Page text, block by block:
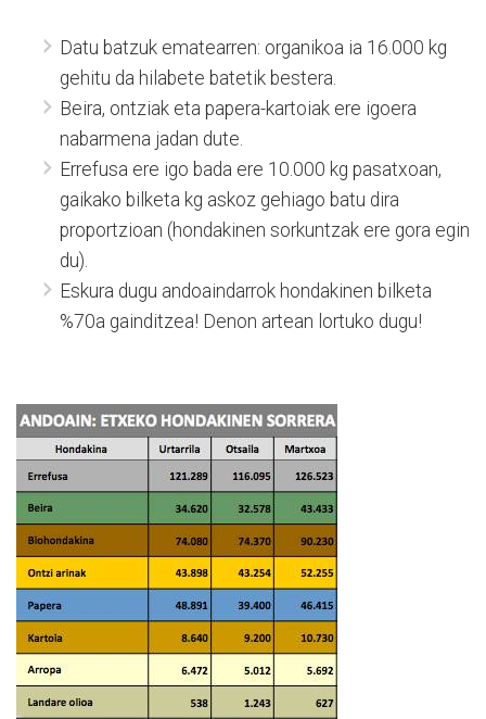
Datu batzuk ematearren: organikoa ia 16.000 kg
gehitu da hilabete batetik bestera.
Beira, ontziak eta papera-kartoiak ere igoera
nabarmena jadan dute.
Errefusa ere igo bada ere 10.000 kg pasatxoan,
gaikako bilketa kg askoz gehiago batu dira
proportzioan (hondakinen sorkuntzak ere gora egin
du).
Eskura dugu andoaindarrok hondakinen bilketa
%70a gainditzea! Denon artean lortuko dugu!